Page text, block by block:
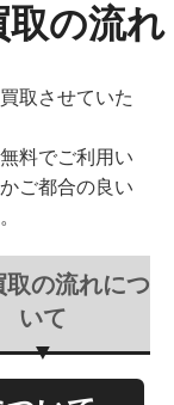
取の流れ
取させていた
料でご利用い
ご都合の良い
取の流れにつ
いて